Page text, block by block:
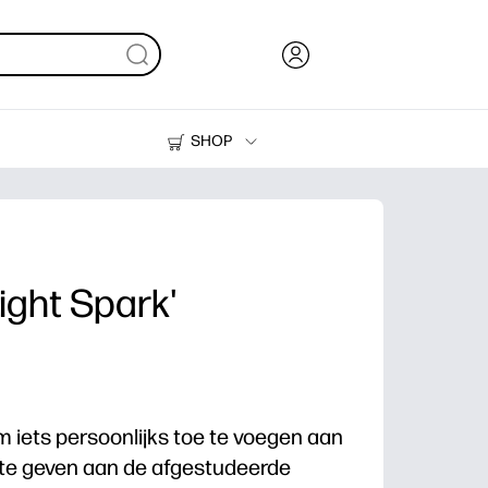
SHOP
Printers
Spark'
iets persoonlijks toe te voegen aan
geven aan de afgestudeerde